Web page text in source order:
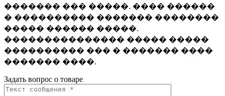
������� ��� �����. ���� ������
� ���������� ������� ��������
����� ������ �����.
��������������� ����� �����
���������� ��� � ������� ����
������� ����.
Задать вопрос о товаре